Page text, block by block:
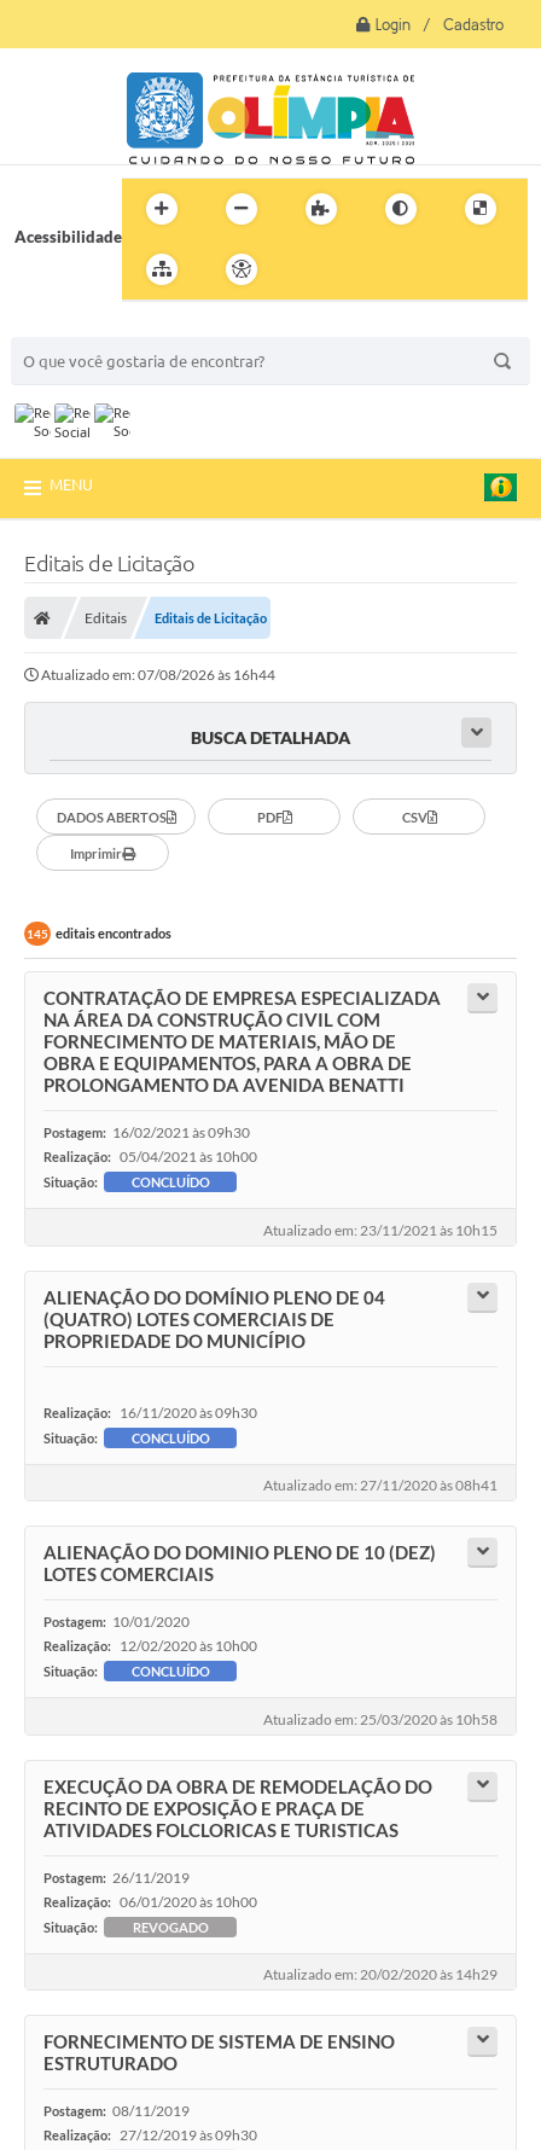
Login / Cadastro
Acessibilidade
MENU
Editais de Licitação
Editais Editais de Licitação
Atualizado em: 07/08/2026 às 16h44
BUSCA DETALHADA
DADOS ABERTOS PDF CSV
Imprimir
145 editais encontrados
CONTRATAÇÃO DE EMPRESA ESPECIALIZADA
NA ÁREA DA CONSTRUÇÃO CIVIL COM
FORNECIMENTO DE MATERIAIS, MÃO DE
OBRA E EQUIPAMENTOS, PARA A OBRA DE
PROLONGAMENTO DA AVENIDA BENATTI
Postagem: 16/02/2021 às 09h30
Realização: 05/04/2021 às 10h00
Situação: CONCLUÍDO
Atualizado em: 23/11/2021 às 10h15
ALIENAÇÃO DO DOMÍNIO PLENO DE 04
(QUATRO) LOTES COMERCIAIS DE
PROPRIEDADE DO MUNICÍPIO
Realização: 16/11/2020 às 09h30
Situação: CONCLUÍDO
Atualizado em: 27/11/2020 às 08h41
ALIENAÇÃO DO DOMINIO PLENO DE 10 (DEZ)
LOTES COMERCIAIS
Postagem: 10/01/2020
Realização: 12/02/2020 às 10h00
Situação: CONCLUÍDO
Atualizado em: 25/03/2020 às 10h58
EXECUÇÃO DA OBRA DE REMODELAÇÃO DO
RECINTO DE EXPOSIÇÃO E PRAÇA DE
ATIVIDADES FOLCLORICAS E TURISTICAS
Postagem: 26/11/2019
Realização: 06/01/2020 às 10h00
Situação: REVOGADO
Atualizado em: 20/02/2020 às 14h29
FORNECIMENTO DE SISTEMA DE ENSINO
ESTRUTURADO
Postagem: 08/11/2019
Realização: 27/12/2019 às 09h30